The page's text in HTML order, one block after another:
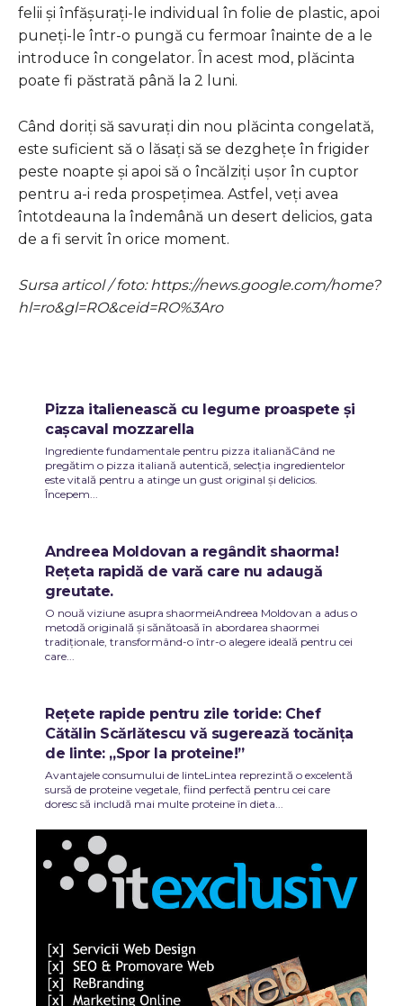
felii și înfășurați-le individual în folie de plastic, apoi
puneți-le într-o pungă cu fermoar înainte de a le
introduce în congelator. În acest mod, plăcinta
poate fi păstrată până la 2 luni.
Când doriți să savurați din nou plăcinta congelată,
este suficient să o lăsați să se dezghețe în frigider
peste noapte și apoi să o încălziți ușor în cuptor
pentru a-i reda prospețimea. Astfel, veți avea
întotdeauna la îndemână un desert delicios, gata
de a fi servit în orice moment.
Sursa articol / foto: https://news.google.com/home?
hl=ro&gl=RO&ceid=RO%3Aro
Pizza italienească cu legume proaspete și
cașcaval mozzarella
Ingrediente fundamentale pentru pizza italianăCând ne
pregătim o pizza italiană autentică, selecția ingredientelor
este vitală pentru a atinge un gust original și delicios.
Începem...
Andreea Moldovan a regândit shaorma!
Rețeta rapidă de vară care nu adaugă
greutate.
O nouă viziune asupra shaormeiAndreea Moldovan a adus o
metodă originală și sănătoasă în abordarea shaormei
tradiționale, transformând-o într-o alegere ideală pentru cei
care...
Rețete rapide pentru zile toride: Chef
Cătălin Scărlătescu vă sugerează tocănița
de linte: „Spor la proteine!”
Avantajele consumului de linteLintea reprezintă o excelentă
sursă de proteine vegetale, fiind perfectă pentru cei care
doresc să includă mai multe proteine în dieta...